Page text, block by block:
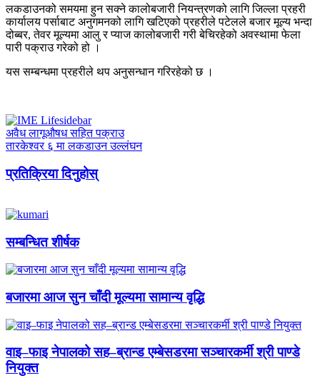
लकडाउनको समयमा हुन सक्ने कालोबजारी नियन्त्रणको लागि जिल्ला प्रहरी
कार्यालय पर्साबाट अनुगमनको लागि खटिएको प्रहरीले पटेलले बजार मूल्य भन्दा
दोब्बर, तेवर मूल्यमा आलु र प्याज कालोबजारी गरी बेचिरहेको अवस्थामा फेला
पारी पक्राउ गरेको हो ।
यस सम्बन्धमा प्रहरीले थप अनुसन्धान गरिरहेको छ ।
अवैध लागूऔषध सहित पक्राउ
तारकेश्वर ६ मा लकडाउन उल्लंघन
प्रतिक्रिया दिनुहोस्
सम्बन्धित शीर्षक
बजारमा आज सुन चाँदी मूल्यमा सामान्य वृद्धि
वाइ–फाइ नेपालको सह–ब्रान्ड एम्बेसडरमा सञ्चारकर्मी श्री पाण्डे
नियुक्त